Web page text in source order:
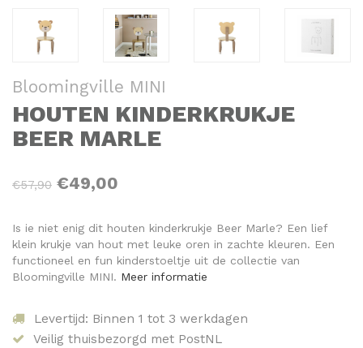
Bloomingville MINI
HOUTEN KINDERKRUKJE
BEER MARLE
€57,90 €49,00
Is ie niet enig dit houten kinderkrukje Beer Marle? Een lief
klein krukje van hout met leuke oren in zachte kleuren. Een
functioneel en fun kinderstoeltje uit de collectie van
Bloomingville MINI. Meer informatie
Levertijd: Binnen 1 tot 3 werkdagen
Veilig thuisbezorgd met PostNL